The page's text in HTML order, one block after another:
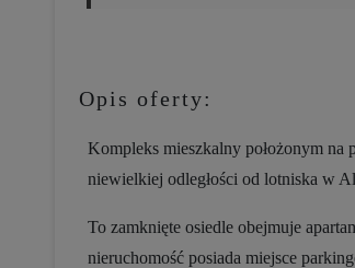
Opis oferty:
Kompleks mieszkalny położonym
niewielkiej odległości od lotniska w
To zamknięte osiedle obejmuje
nieruchomość posiada miejsce